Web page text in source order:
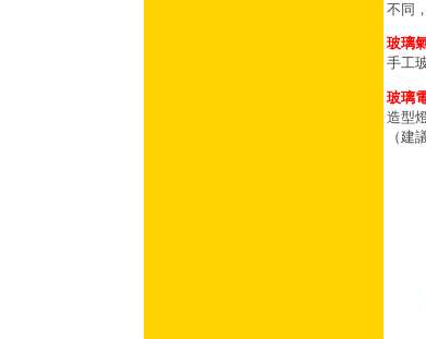
不同
玻璃
手工
玻璃
造型
（建